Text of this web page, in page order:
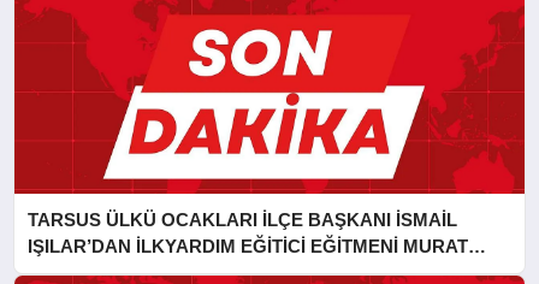
TARSUS ÜLKÜ OCAKLARI İLÇE BAŞKANI İSMAİL
IŞILAR’DAN İLKYARDIM EĞİTİCİ EĞİTMENİ MURAT
CAN FİDAN’A ZİYARET